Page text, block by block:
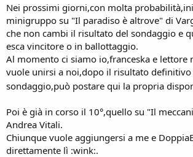
Nei prossimi giorni,con molta
minigruppo su "Il paradiso è altrove" di
che non cambi il risultato del sondaggio e
esca vincitore o in ballottaggio.
Al momento ci siamo io,franceska e lettore
vuole unirsi a noi,dopo il risultato definitivo
sondaggio,può postare qui la propria
Poi è già in corso il 10°,quello su "Il
Andrea Vitali.
Chiunque vuole aggiungersi a me e
direttamente lì :wink:.